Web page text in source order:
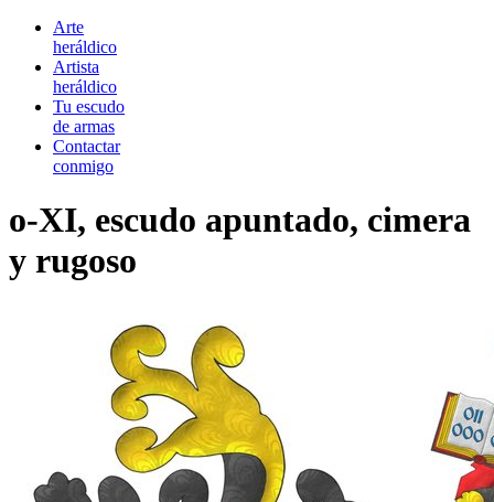
Arte
heráldico
Artista
heráldico
Tu escudo
de armas
Contactar
conmigo
o-XI, escudo apuntado, cimera
y rugoso